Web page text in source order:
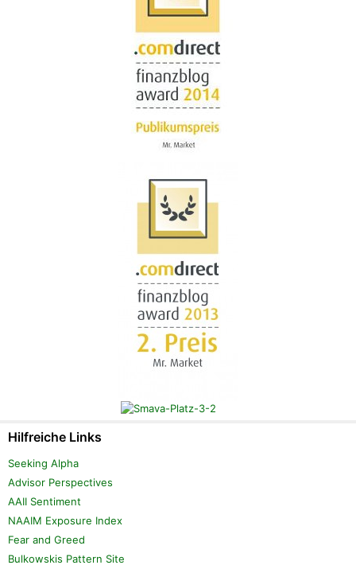
Hilfreiche Links
Seeking Alpha
Advisor Perspectives
AAII Sentiment
NAAIM Exposure Index
Fear and Greed
Bulkowskis Pattern Site